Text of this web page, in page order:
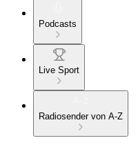
Podcasts
Live Sport
Radiosender von A-Z